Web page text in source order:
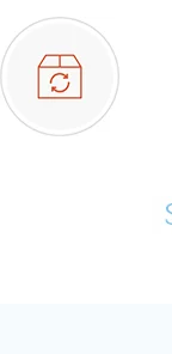
to
content